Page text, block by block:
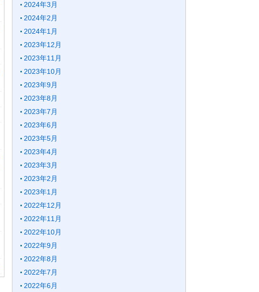
2024年3月
2024年2月
2024年1月
2023年12月
2023年11月
2023年10月
2023年9月
2023年8月
2023年7月
2023年6月
2023年5月
2023年4月
2023年3月
2023年2月
2023年1月
2022年12月
2022年11月
2022年10月
2022年9月
2022年8月
2022年7月
2022年6月